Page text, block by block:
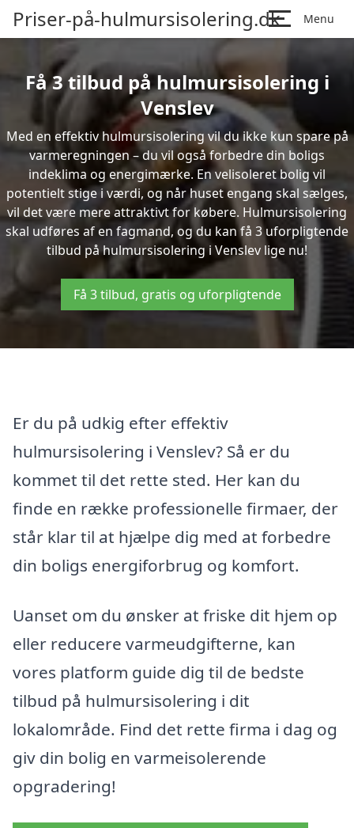
Priser-på-hulmursisolering.dk Menu
Få 3 tilbud på hulmursisolering i
Venslev
Med en effektiv hulmursisolering vil du ikke kun spare på
varmeregningen – du vil også forbedre din boligs
indeklima og energimærke. En velisoleret bolig vil
potentielt stige i værdi, og når huset engang skal sælges,
vil det være mere attraktivt for købere. Hulmursisolering
skal udføres af en fagmand, og du kan få 3 uforpligtende
tilbud på hulmursisolering i Venslev lige nu!
Få 3 tilbud, gratis og uforpligtende
Er du på udkig efter effektiv
hulmursisolering i Venslev? Så er du
kommet til det rette sted. Her kan du
finde en række professionelle firmaer, der
står klar til at hjælpe dig med at forbedre
din boligs energiforbrug og komfort.
Uanset om du ønsker at friske dit hjem op
eller reducere varmeudgifterne, kan
vores platform guide dig til de bedste
tilbud på hulmursisolering i dit
lokalområde. Find det rette firma i dag og
giv din bolig en varmeisolerende
opgradering!